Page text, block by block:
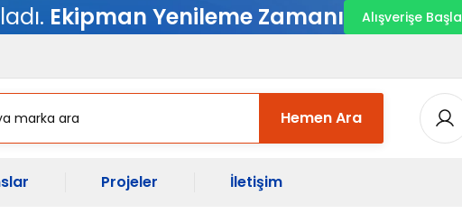
Ekipman Yenileme Zamanı Alışverişe Başla
Hemen Ara
Projeler İletişim